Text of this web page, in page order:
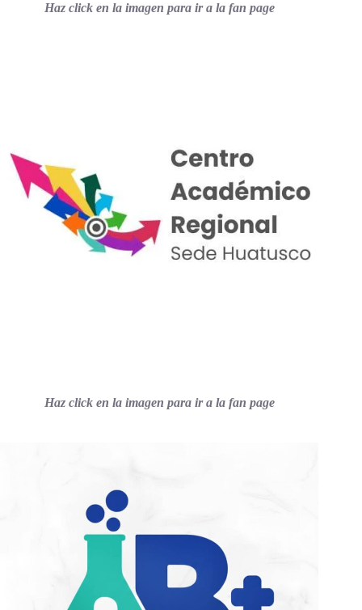
Haz click en la imagen para ir a la fan page
Haz click en la imagen para ir a la fan page